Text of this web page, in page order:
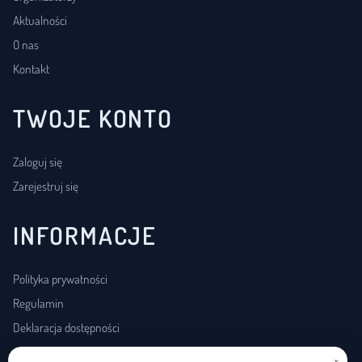
Aktualności
O nas
Kontakt
TWOJE KONTO
Zaloguj się
Zarejestruj się
INFORMACJE
Polityka prywatności
Regulamin
Deklaracja dostępności